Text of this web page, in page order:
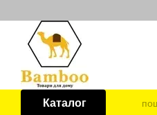
Каталог